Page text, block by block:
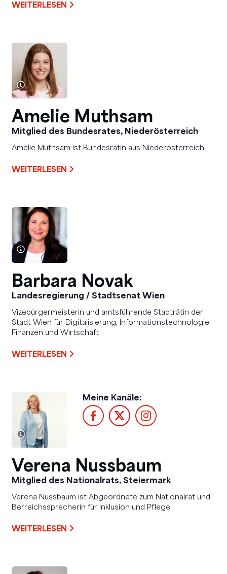
WEITERLESEN
Amelie Muthsam
Mitglied des Bundesrates, Niederösterreich
Amelie Muthsam ist Bundesrätin aus Niederösterreich.
WEITERLESEN
Barbara Novak
Landesregierung / Stadtsenat Wien
Vizebürgermeisterin und amtsführende Stadträtin der
Stadt Wien für Digitalisierung, Informationstechnologie,
Finanzen und Wirtschaft
WEITERLESEN
Meine Kanäle:
Verena Nussbaum
Mitglied des Nationalrats, Steiermark
Verena Nussbaum ist Abgeordnete zum Nationalrat und
Berreichssprecherin für Inklusion und Pflege.
WEITERLESEN